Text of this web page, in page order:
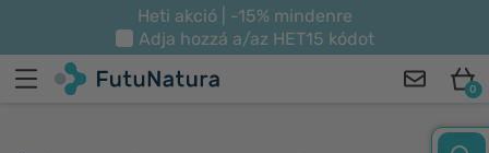
Heti akció | -15% mindenre
Adja hozzá a/az HET15 kódot
0